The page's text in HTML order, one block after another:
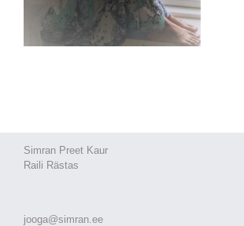
Simran Preet Kaur
Raili Rästas
jooga@simran.ee